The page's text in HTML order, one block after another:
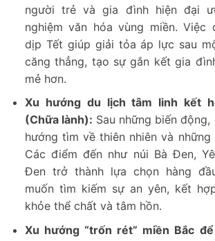
người trẻ và gia đình hiện đại
nghiệm văn hóa vùng miền. Việc
dịp Tết giúp giải tỏa áp lực sau
căng thẳng, tạo sự gắn kết gia
mẻ hơn.
Xu hướng du lịch tâm linh kết
(Chữa lành): Sau những biến
hướng tìm về thiên nhiên và
Các điểm đến như núi Bà Đen,
Đen trở thành lựa chọn hàng
muốn tìm kiếm sự an yên, kết
khỏe thể chất và tâm hồn.
Xu hướng “trốn rét” miền Bắc